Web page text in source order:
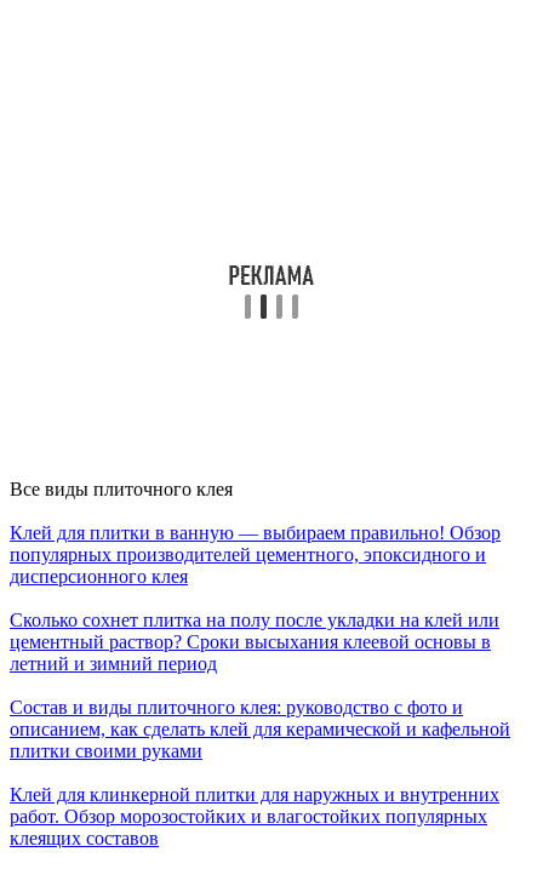
Все виды плиточного клея
Клей для плитки в ванную — выбираем правильно! Обзор
популярных производителей цементного, эпоксидного и
дисперсионного клея
Сколько сохнет плитка на полу после укладки на клей или
цементный раствор? Сроки высыхания клеевой основы в
летний и зимний период
Состав и виды плиточного клея: руководство с фото и
описанием, как сделать клей для керамической и кафельной
плитки своими руками
Клей для клинкерной плитки для наружных и внутренних
работ. Обзор морозостойких и влагостойких популярных
клеящих составов